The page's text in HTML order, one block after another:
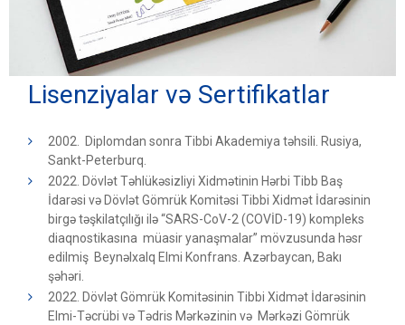
Lisenziyalar və Sertifikatlar
2002. Diplomdan sonra Tibbi Akademiya təhsili. Rusiya,
Sankt-Peterburq.
2022. Dövlət Təhlükəsizliyi Xidmətinin Hərbi Tibb Baş
İdarəsi və Dövlət Gömrük Komitəsi Tibbi Xidmət İdarəsinin
birgə təşkilatçılığı ilə “SARS-CoV-2 (COVİD-19) kompleks
diaqnostikasına müasir yanaşmalar” mövzusunda həsr
edilmiş Beynəlxalq Elmi Konfrans. Azərbaycan, Bakı
şəhəri.
2022. Dövlət Gömrük Komitəsinin Tibbi Xidmət İdarəsinin
Elmi-Təcrübi və Tədris Mərkəzinin və Mərkəzi Gömrük